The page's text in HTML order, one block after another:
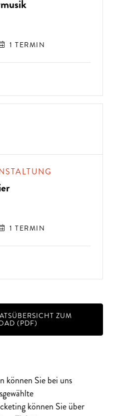
1 TERMIN
1 TERMIN
ZUM
(PDF)
können Sie bei uns
können Sie über